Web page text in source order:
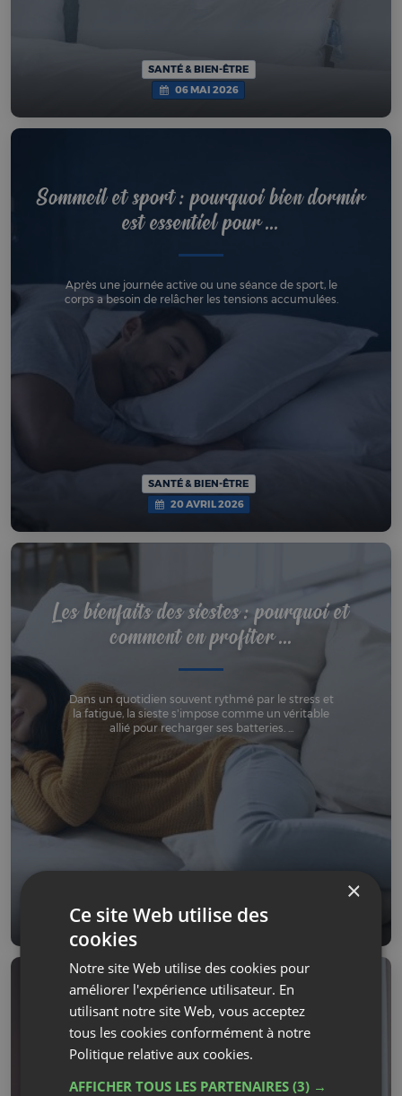
SANTÉ & BIEN-ÊTRE
06 MAI 2026
Sommeil et sport : pourquoi bien dormir
est essentiel pour ...
Après une journée active ou une séance de sport, le
corps a besoin de relâcher les tensions accumulées.
SANTÉ & BIEN-ÊTRE
20 AVRIL 2026
Les bienfaits des siestes : pourquoi et
comment en profiter ...
Dans un quotidien souvent rythmé par le stress et
la fatigue, la sieste s’impose comme un véritable
allié pour recharger ses batteries. ...
13 MARS 2025
Comment savoir quand remplacer son
oreiller ? Les signes à ...
×
Ce site Web utilise des
cookies
Notre site Web utilise des cookies pour
améliorer l'expérience utilisateur. En
utilisant notre site Web, vous acceptez
tous les cookies conformément à notre
Politique relative aux cookies.
AFFICHER TOUS LES PARTENAIRES(3) →